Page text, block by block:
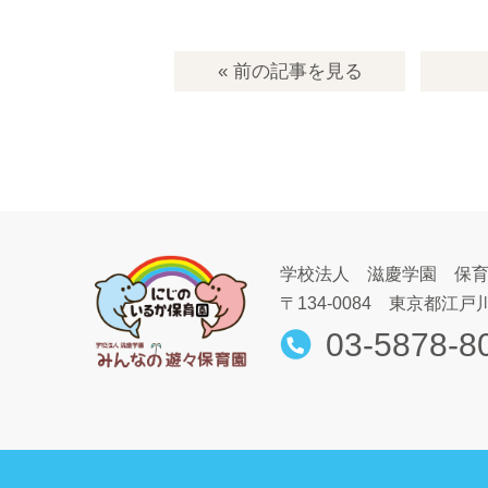
« 前の記事を見る
学校法人 滋慶学園 保育
〒134-0084 東京都江戸
03-5878-